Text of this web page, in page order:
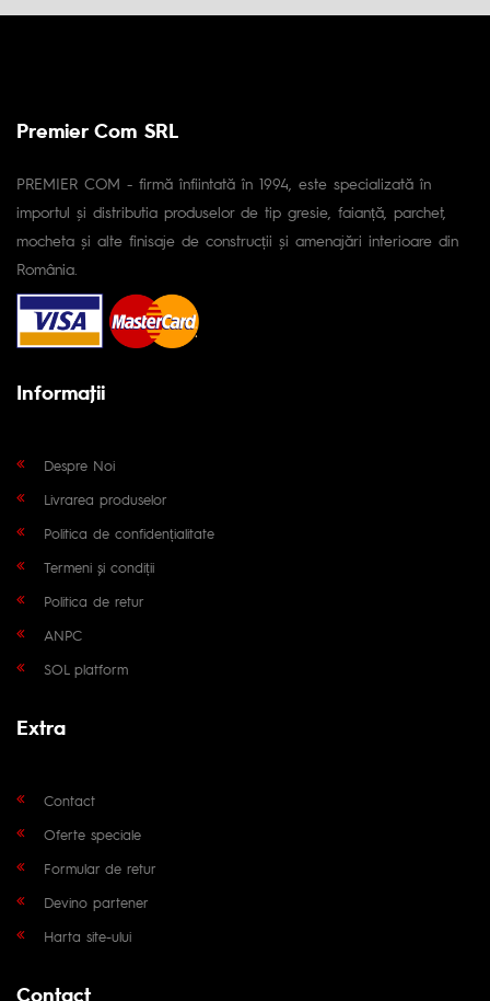
Premier Com SRL
PREMIER COM - firmă înfiintată în 1994, este specializată în
importul și distributia produselor de tip gresie, faianță, parchet,
mocheta și alte finisaje de construcții și amenajări interioare din
România.
Informaţii
Despre Noi
Livrarea produselor
Politica de confidențialitate
Termeni și condiții
Politica de retur
ANPC
SOL platform
Extra
Contact
Oferte speciale
Formular de retur
Devino partener
Harta site-ului
Contact